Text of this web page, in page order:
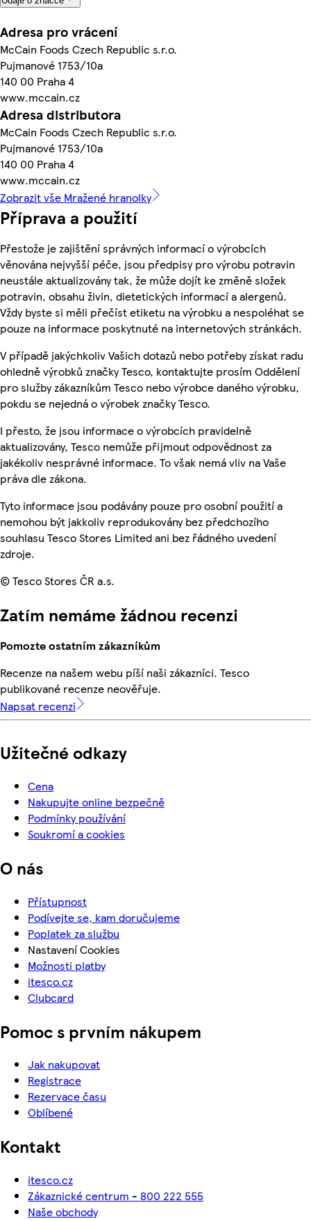
Adresa pro vrácení
McCain Foods Czech Republic s.r.o.
Pujmanové 1753/10a
140 00 Praha 4
www.mccain.cz
Adresa distributora
McCain Foods Czech Republic s.r.o.
Pujmanové 1753/10a
140 00 Praha 4
www.mccain.cz
Zobrazit vše Mražené hranolky
Příprava a použití
Přestože je zajištění správných informací o výrobcích
věnována nejvyšší péče, jsou předpisy pro výrobu potravin
neustále aktualizovány tak, že může dojít ke změně složek
potravin, obsahu živin, dietetických informací a alergenů.
Vždy byste si měli přečíst etiketu na výrobku a nespoléhat se
pouze na informace poskytnuté na internetových stránkách.
V případě jakýchkoliv Vašich dotazů nebo potřeby získat radu
ohledně výrobků značky Tesco, kontaktujte prosím Oddělení
pro služby zákazníkům Tesco nebo výrobce daného výrobku,
pokdu se nejedná o výrobek značky Tesco.
I přesto, že jsou informace o výrobcích pravidelně
aktualizovány, Tesco nemůže přijmout odpovědnost za
jakékoliv nesprávné informace. To však nemá vliv na Vaše
práva dle zákona.
Tyto informace jsou podávány pouze pro osobní použití a
nemohou být jakkoliv reprodukovány bez předchozího
souhlasu Tesco Stores Limited ani bez řádného uvedení
zdroje.
© Tesco Stores ČR a.s.
Zatím nemáme žádnou recenzi
Pomozte ostatním zákazníkům
Recenze na našem webu píší naši zákazníci. Tesco
publikované recenze neověřuje.
Napsat recenzi
Užitečné odkazy
Cena
Nakupujte online bezpečně
Podmínky používání
Soukromí a cookies
O nás
Přístupnost
Podívejte se, kam doručujeme
Poplatek za službu
Nastavení Cookies
Možnosti platby
itesco.cz
Clubcard
Pomoc s prvním nákupem
Jak nakupovat
Registrace
Rezervace času
Oblíbené
Kontakt
itesco.cz
Zákaznické centrum - 800 222 555
Naše obchody